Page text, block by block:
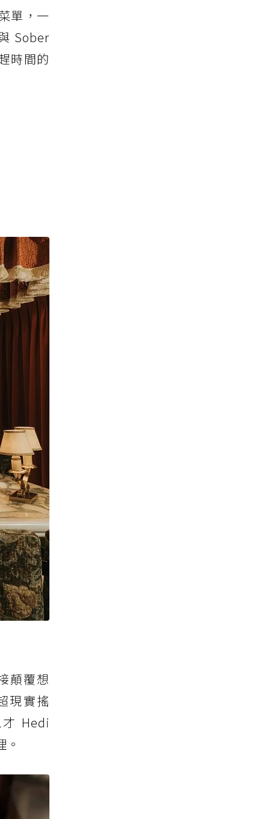
單，一
Sober
時間的
顛覆想
現實搖
Hedi